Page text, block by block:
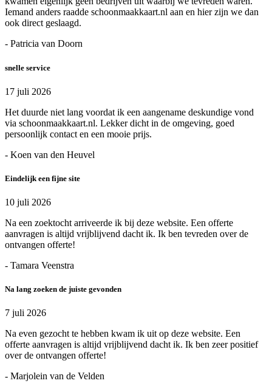
Iemand anders raadde schoonmaakkaart.nl aan en hier zijn we dan
ook direct geslaagd.
- Patricia van Doorn
snelle service
17 juli 2026
Het duurde niet lang voordat ik een aangename deskundige vond
via schoonmaakkaart.nl. Lekker dicht in de omgeving, goed
persoonlijk contact en een mooie prijs.
- Koen van den Heuvel
Eindelijk een fijne site
10 juli 2026
Na een zoektocht arriveerde ik bij deze website. Een offerte
aanvragen is altijd vrijblijvend dacht ik. Ik ben tevreden over de
ontvangen offerte!
- Tamara Veenstra
Na lang zoeken de juiste gevonden
7 juli 2026
Na even gezocht te hebben kwam ik uit op deze website. Een
offerte aanvragen is altijd vrijblijvend dacht ik. Ik ben zeer positief
over de ontvangen offerte!
- Marjolein van de Velden